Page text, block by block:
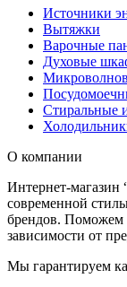
Источники
Вытяжки
Варочные
Духовые
Стиральные
О компании
Интернет-магазин
современной
брендов. Поможем
зависимости от
Мы гарантируем